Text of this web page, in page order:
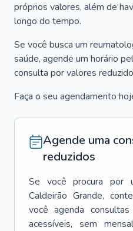
próprios valores, além de
longo do tempo.
Se você busca um
saúde, agende um horário
consulta por valores
Faça o seu agendamento
Agende uma
reduzidos
Se você procura por
Caldeirão Grande,
você agenda
acessíveis, sem